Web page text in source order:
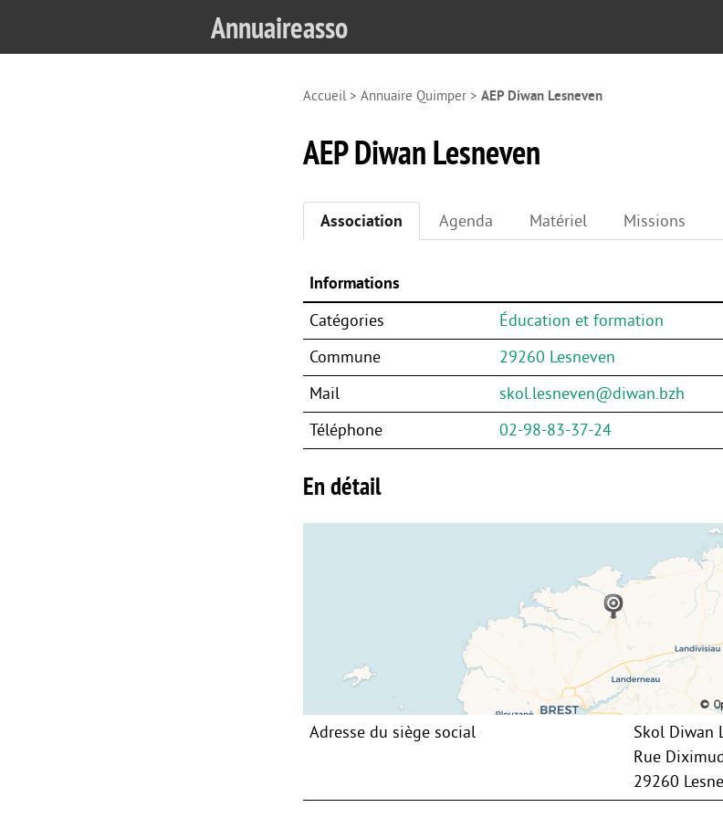
Annuaireasso
Accueil> Annuaire Quimper > AEP Diwan Lesneven
AEP Diwan Lesneven
Association Agenda Matériel Missions
Informations
Catégories
Éducation et formation
Commune
29260 Lesneven
Mail
skol.lesneven@diwan.bzh
Téléphone
02-98-83-37-24
En détail
Adresse du siège social
Skol Diwan
Rue
29260